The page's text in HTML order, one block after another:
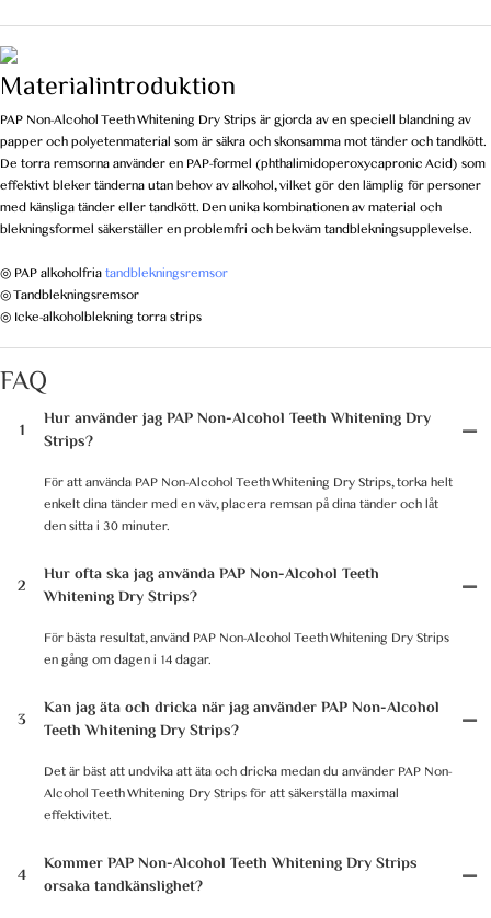
Materialintroduktion
PAP Non-Alcohol Teeth Whitening Dry Strips är gjorda av en speciell blandning av
papper och polyetenmaterial som är säkra och skonsamma mot tänder och tandkött.
De torra remsorna använder en PAP-formel (phthalimidoperoxycapronic Acid) som
effektivt bleker tänderna utan behov av alkohol, vilket gör den lämplig för personer
med känsliga tänder eller tandkött. Den unika kombinationen av material och
blekningsformel säkerställer en problemfri och bekväm tandblekningsupplevelse.
◎ PAP alkoholfria tandblekningsremsor
◎ Tandblekningsremsor
◎ Icke-alkoholblekning torra strips
FAQ
1
Hur använder jag PAP Non-Alcohol Teeth Whitening Dry
Strips?
För att använda PAP Non-Alcohol Teeth Whitening Dry Strips, torka helt
enkelt dina tänder med en väv, placera remsan på dina tänder och låt
den sitta i 30 minuter.
2
Hur ofta ska jag använda PAP Non-Alcohol Teeth
Whitening Dry Strips?
För bästa resultat, använd PAP Non-Alcohol Teeth Whitening Dry Strips
en gång om dagen i 14 dagar.
3
Kan jag äta och dricka när jag använder PAP Non-Alcohol
Teeth Whitening Dry Strips?
Det är bäst att undvika att äta och dricka medan du använder PAP Non-
Alcohol Teeth Whitening Dry Strips för att säkerställa maximal
effektivitet.
4
Kommer PAP Non-Alcohol Teeth Whitening Dry Strips
orsaka tandkänslighet?